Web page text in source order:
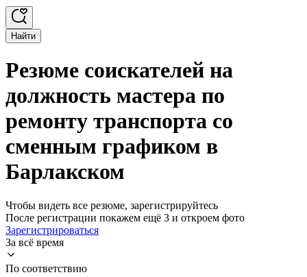
Найти
Резюме соискателей на
должность мастера по
ремонту транспорта со
сменным графиком в
Барлакском
Чтобы видеть все резюме, зарегистрируйтесь
После регистрации покажем ещё 3 и откроем фото
Зарегистрироваться
За всё время
По соответствию